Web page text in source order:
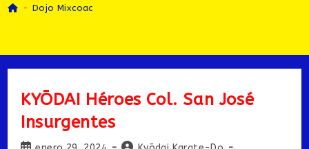
- Dojo Mixcoac
KYŌDAI Héroes Col. San José
Insurgentes